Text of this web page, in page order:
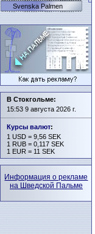
Svenska Palmen
В Стокгольме:
15:53 9 августа 2026 г.
Курсы валют:
1 USD = 9,56 SEK
1 RUB = 0,117 SEK
1 EUR = 11 SEK
Информация о рекламе
на Шведской Пальме